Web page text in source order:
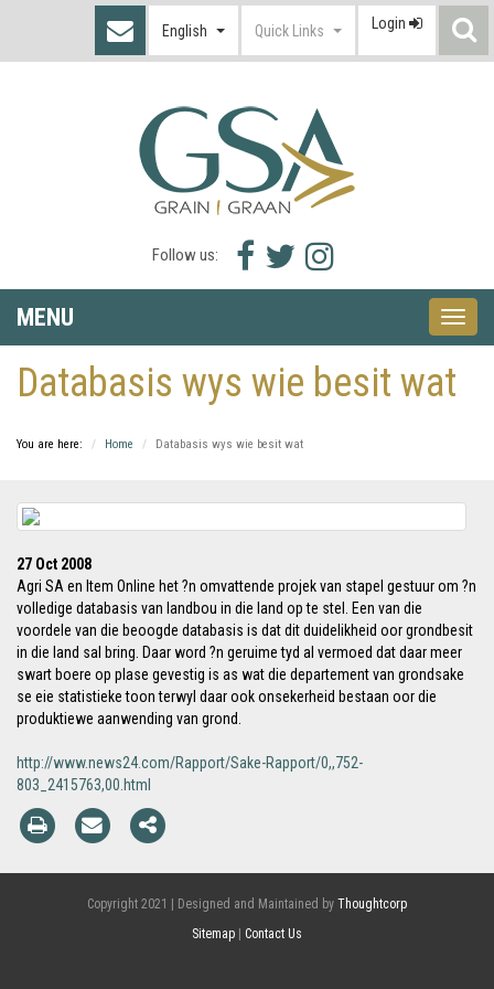
English Quick Links Login
Follow us:
Facebook
icon
Twitter
icon
Instagram
icon
MENU
Toggle
Databasis wys wie besit wat
You are here: Home Databasis wys wie besit wat
27 Oct 2008
Agri SA en Item Online het ?n omvattende projek van stapel gestuur om ?n
volledige databasis van landbou in die land op te stel. Een van die
voordele van die beoogde databasis is dat dit duidelikheid oor grondbesit
in die land sal bring. Daar word ?n geruime tyd al vermoed dat daar meer
swart boere op plase gevestig is as wat die departement van grondsake
se eie statistieke toon terwyl daar ook onsekerheid bestaan oor die
produktiewe aanwending van grond.
http://www.news24.com/Rapport/Sake-Rapport/0,,752-
803_2415763,00.html
Copyright 2021 | Designed and Maintained by Thoughtcorp
Sitemap
Contact Us